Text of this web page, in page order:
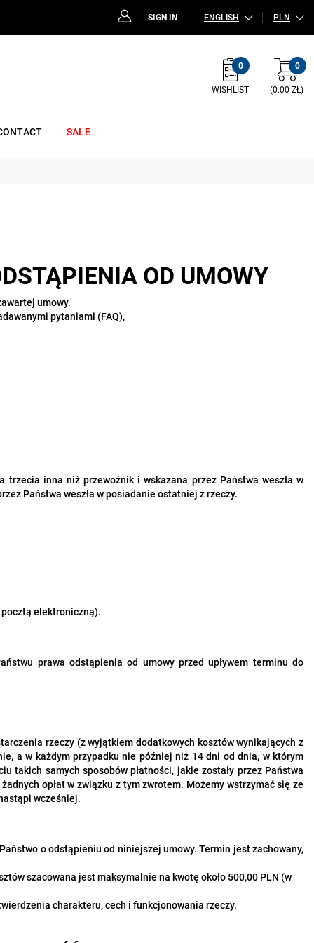
SIGN IN ENGLISH PLN
0
WISHLIST
0
(0.00 ZŁ)
SALE
OD UMOWY
umowy.
pytaniami (FAQ),
inna niż przewoźnik i wskazana przez Państwa weszła w
Państwa weszła w posiadanie ostatniej z rzeczy.
elektroniczną).
prawa odstąpienia od umowy przed upływem terminu do
rzeczy (z wyjątkiem dodatkowych kosztów wynikających z
a w każdym przypadku nie później niż 14 dni od dnia, w którym
takich samych sposobów płatności, jakie zostały przez Państwa
opłat w związku z tym zwrotem. Możemy wstrzymać się ze
wcześniej.
o odstąpieniu od niniejszej umowy. Termin jest zachowany,
szacowana jest maksymalnie na kwotę około 500,00 PLN (w
charakteru, cech i funkcjonowania rzeczy.